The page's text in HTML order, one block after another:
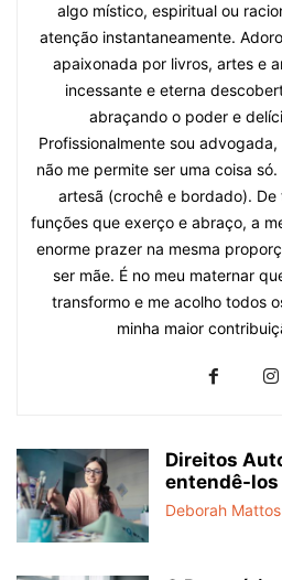
algo místico, espiritual ou
atenção instantaneamente.
apaixonada por livros, artes e
incessante e eterna
abraçando o poder e
Profissionalmente sou
não me permite ser uma coisa
artesã (crochê e bordado).
funções que exerço e abraço, a
enorme prazer na mesma
ser mãe. É no meu maternar
transformo e me acolho todos
minha maior
Direitos
entendê-los
Deborah Mattos